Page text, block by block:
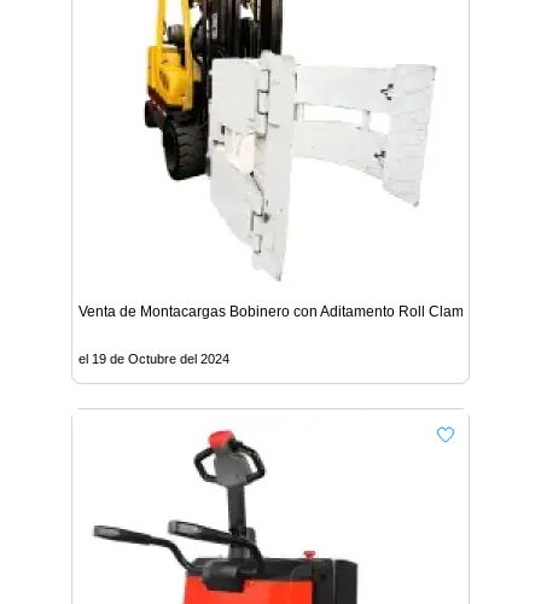
Venta de Montacargas Bobinero con Aditamento Roll Clamp - Lima
el 19 de Octubre del 2024